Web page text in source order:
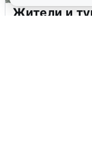
Жители и